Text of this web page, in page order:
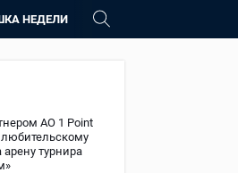
НЕДЕЛИ
AO 1 Point
арену турнира